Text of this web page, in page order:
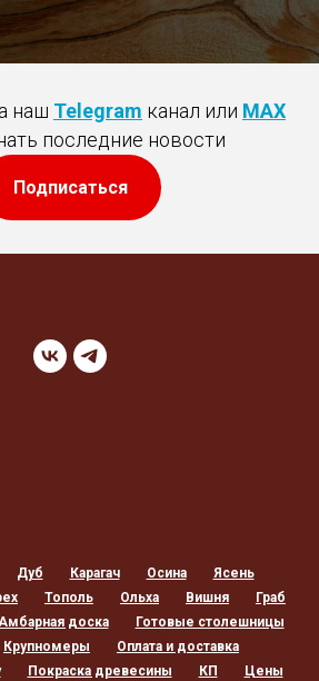
наш Telegram канал или MAX
последние новости
Подписаться
Дуб Карагач Осина
Ясень
Тополь Ольха Вишня
Граб
доска
Готовые столешницы
Крупномеры
Оплата и доставка
Покраска древесины КП Цены